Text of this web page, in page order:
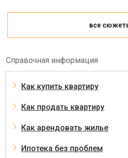
все
Справочная информация
Как купить квартиру
Как продать квартиру
Как арендовать жилье
Ипотека без проблем